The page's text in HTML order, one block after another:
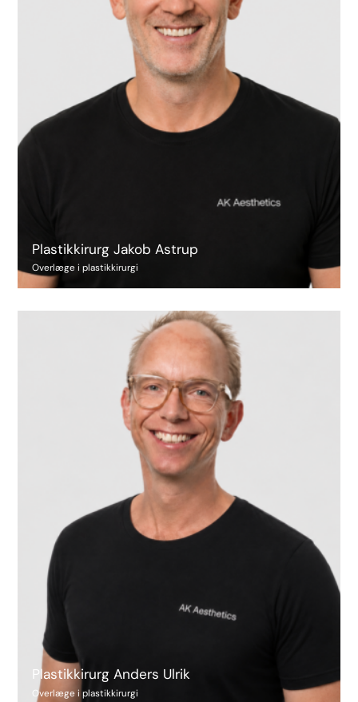
Plastikkirurg Jakob Astrup
Overlæge i plastikkirurgi
Plastikkirurg Anders Ulrik
Overlæge i plastikkirurgi